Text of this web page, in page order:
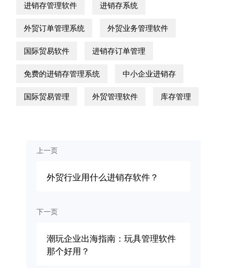
进销存管理软件 进销存系统
外贸订单管理系统 外贸业务管理软件
国际贸易软件 进销存订单管理
免费的进销存管理系统 中小企业进销存
国际贸易管理 外贸管理软件 库存管理
上一页
外贸行业用什么进销存软件？
下一页
潮玩企业出海指南：玩具管理软件
那个好用？